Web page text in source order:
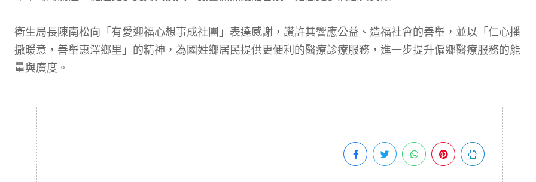
衛生局長陳南松向「有愛迎福心想事成社團」表達感謝，讚許其響應公益、造福社會的善舉，並以「仁心播
撒暖意，善舉惠澤鄉里」的精神，為國姓鄉居民提供更便利的醫療診療服務，進一步提升偏鄉醫療服務的能
量與廣度。